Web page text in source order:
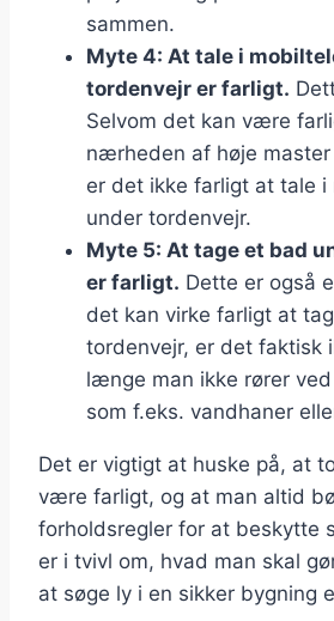
sammen.
Myte 4: At tale i
tordenvejr er farligt.
Selvom det kan være
nærheden af høje master
er det ikke farligt at tale i
under tordenvejr.
Myte 5: At tage et bad
er farligt. Dette er også
det kan virke farligt at
tordenvejr, er det faktisk
længe man ikke rører
som f.eks. vandhaner
Det er vigtigt at huske på, at
være farligt, og at man altid
forholdsregler for at beskytte
er i tvivl om, hvad man skal
at søge ly i en sikker bygning